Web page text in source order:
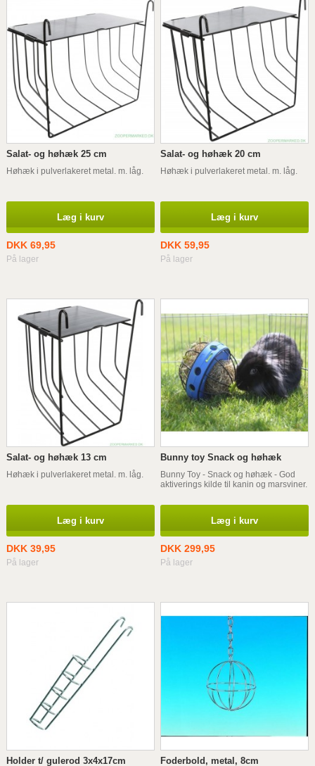
Salat- og høhæk 25 cm
Høhæk i pulverlakeret metal. m. låg.
Læg i kurv
DKK 69,95
På lager
Salat- og høhæk 20 cm
Høhæk i pulverlakeret metal. m. låg.
Læg i kurv
DKK 59,95
På lager
Salat- og høhæk 13 cm
Høhæk i pulverlakeret metal. m. låg.
Læg i kurv
DKK 39,95
På lager
Bunny toy Snack og høhæk
Bunny Toy - Snack og høhæk - God
aktiverings kilde til kanin og marsviner.
Læg i kurv
DKK 299,95
På lager
Holder t/ gulerod 3x4x17cm Foderbold, metal, 8cm